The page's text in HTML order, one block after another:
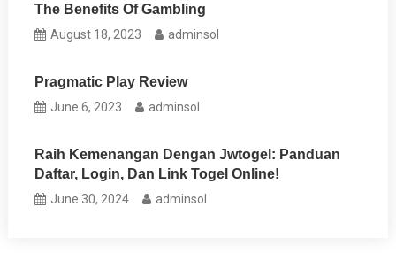
The Benefits Of Gambling
August 18, 2023 adminsol
Pragmatic Play Review
June 6, 2023 adminsol
Raih Kemenangan Dengan Jwtogel: Panduan
Daftar, Login, Dan Link Togel Online!
June 30, 2024 adminsol